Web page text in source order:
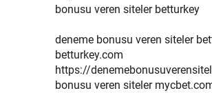
bonusu veren siteler betturkey
deneme bonusu veren siteler
betturkey.com
https://
bonusu veren siteler